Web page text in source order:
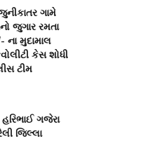
ગામે
જુગાર રમતા
ના મુદામાલ
કેસ શોધી
ટીમ
ગજેરા
જિલ્લા